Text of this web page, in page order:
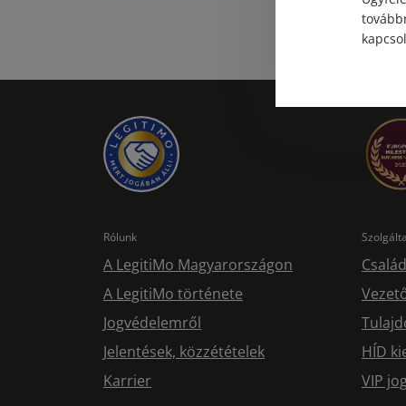
Rólunk
A LegitiMo Magyarországon
A LegitiMo története
Jogvédelemről
Jelentések, közzétételek
Karrier
HÍD
VIP